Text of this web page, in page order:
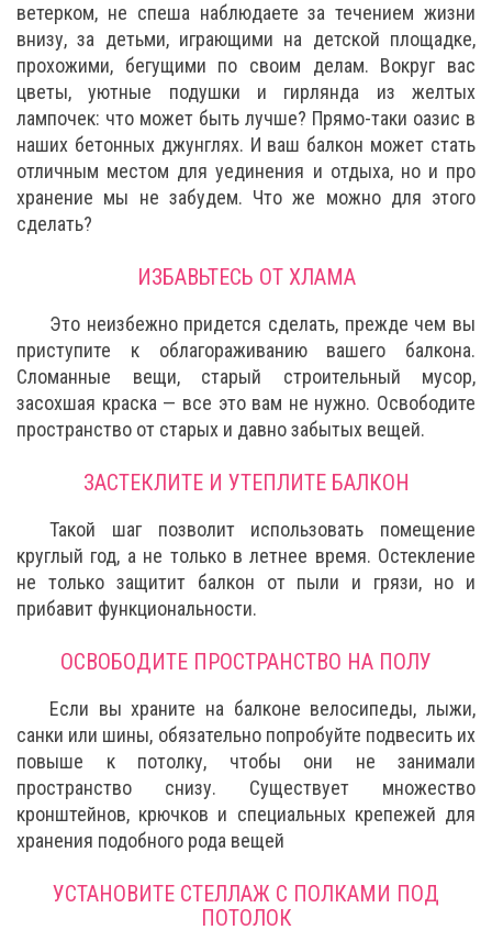
ветерком, не спеша наблюдаете за течением жизни
внизу, за детьми, играющими на детской площадке,
прохожими, бегущими по своим делам. Вокруг вас
цветы, уютные подушки и гирлянда из желтых
лампочек: что может быть лучше? Прямо-таки оазис в
наших бетонных джунглях. И ваш балкон может стать
отличным местом для уединения и отдыха, но и про
хранение мы не забудем. Что же можно для этого
сделать?
ИЗБАВЬТЕСЬ ОТ ХЛАМА
Это неизбежно придется сделать, прежде чем вы
приступите к облагораживанию вашего балкона.
Сломанные вещи, старый строительный мусор,
засохшая краска — все это вам не нужно. Освободите
пространство от старых и давно забытых вещей.
ЗАСТЕКЛИТЕ И УТЕПЛИТЕ БАЛКОН
Такой шаг позволит использовать помещение
круглый год, а не только в летнее время. Остекление
не только защитит балкон от пыли и грязи, но и
прибавит функциональности.
ОСВОБОДИТЕ ПРОСТРАНСТВО НА ПОЛУ
Если вы храните на балконе велосипеды, лыжи,
санки или шины, обязательно попробуйте подвесить их
повыше к потолку, чтобы они не занимали
пространство снизу. Существует множество
кронштейнов, крючков и специальных крепежей для
хранения подобного рода вещей
УСТАНОВИТЕ СТЕЛЛАЖ С ПОЛКАМИ ПОД
ПОТОЛОК